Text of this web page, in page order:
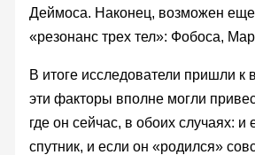
Деймоса. Наконец, возможен
«резонанс трех тел»: Фобоса,
В итоге исследователи пришли к
эти факторы вполне могли
где он сейчас, в обоих случаях: и
спутник, и если он «родился»